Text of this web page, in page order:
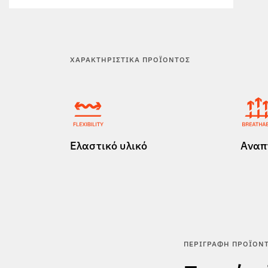
ΧΑΡΑΚΤΗΡΙΣΤΙΚΆ ΠΡΟΪΌΝΤΟΣ
Ελαστικό υλικό
ΠΕΡΙΓΡΑΦΉ